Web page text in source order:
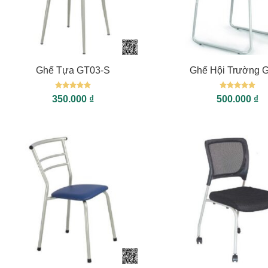
Ghế Tựa GT03-S
Được xếp
hạng55
350.000 ₫
Ghế Hội Trường
Được xếp
hạng55
500.000 ₫